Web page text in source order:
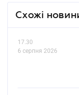
Схожі
17.30
6 серпня 2026